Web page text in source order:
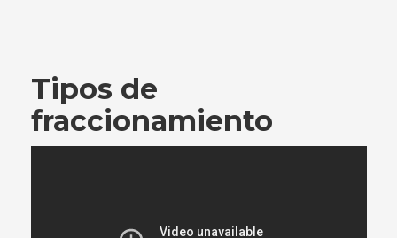
Tipos de
fraccionamiento